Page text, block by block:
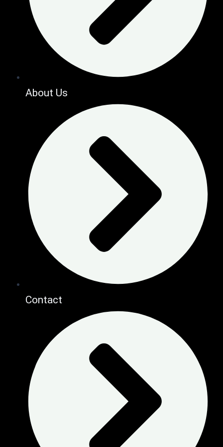
About Us
Contact